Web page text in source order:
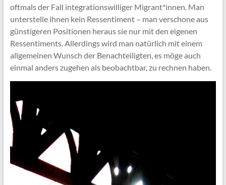
oftmals der Fall integrationswilliger Migrant*innen. Man
unterstelle ihnen kein Ressentiment – man verschone aus
günstigeren Positionen heraus sie nur mit den eigenen
Ressentiments. Allerdings wird man natürlich mit einem
allgemeinen Wunsch der Benachteiligten, es möge auch
einmal anders zugehen als beobachtbar, zu rechnen haben.